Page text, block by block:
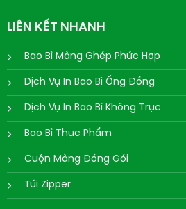
LIÊN KẾT NHANH
Bao Bì Màng Ghép Phức Hợp
Dịch Vụ In Bao Bì Ống Đồng
Dịch Vụ In Bao Bì Không Trục
Bao Bì Thực Phẩm
Cuộn Màng Đóng Gói
Túi Zipper